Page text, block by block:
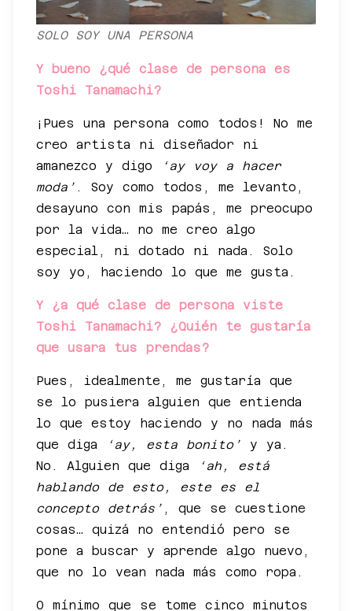
SOLO SOY UNA PERSONA
Y bueno ¿qué clase de persona es
Toshi Tanamachi?
¡Pues una persona como todos! No me
creo artista ni diseñador ni
amanezco y digo ‘ay voy a hacer
moda’ . Soy como todos, me levanto,
desayuno con mis papás, me preocupo
por la vida… no me creo algo
especial, ni dotado ni nada. Solo
soy yo, haciendo lo que me gusta.
Y ¿a qué clase de persona viste
Toshi Tanamachi? ¿Quién te gustaría
que usara tus prendas?
Pues, idealmente, me gustaría que
se lo pusiera alguien que entienda
lo que estoy haciendo y no nada más
que diga
‘ay, esta bonito’ y ya.
No. Alguien que diga
‘ah, está
hablando de esto, este es el
concepto detrás’ , que se cuestione
cosas… quizá no entendió pero se
pone a buscar y aprende algo nuevo,
que no lo vean nada más como ropa.
O mínimo que se tome cinco minutos